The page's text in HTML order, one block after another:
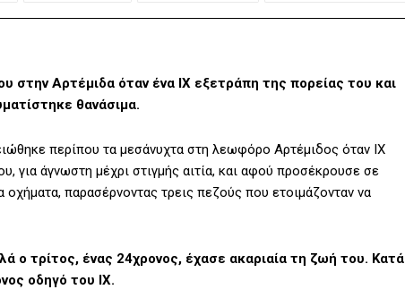
Αρτέμιδα όταν ένα ΙΧ εξετράπη της πορείας του και
θανάσιμα.
περίπου τα μεσάνυχτα στη λεωφόρο Αρτέμιδος όταν ΙΧ
για άγνωστη μέχρι στιγμής αιτία, και αφού προσέκρουσε σε
παρασέρνοντας τρεις πεζούς που ετοιμάζονταν να
ο τρίτος, ένας 24χρονος, έχασε ακαριαία τη ζωή του. Κατά
οδηγό του ΙΧ.